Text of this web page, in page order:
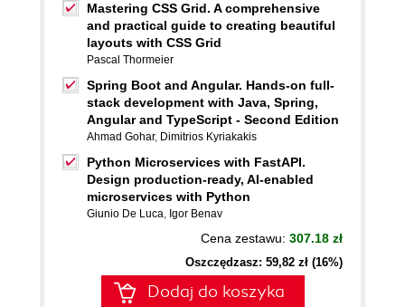
Mastering CSS Grid. A comprehensive
and practical guide to creating beautiful
layouts with CSS Grid
Pascal Thormeier
Spring Boot and Angular. Hands-on full-
stack development with Java, Spring,
Angular and TypeScript - Second Edition
Ahmad Gohar, Dimitrios Kyriakakis
Python Microservices with FastAPI.
Design production-ready, AI-enabled
microservices with Python
Giunio De Luca, Igor Benav
Cena zestawu: 307.18 zł
Oszczędzasz: 59,82 zł (16%)
Dodaj do koszyka